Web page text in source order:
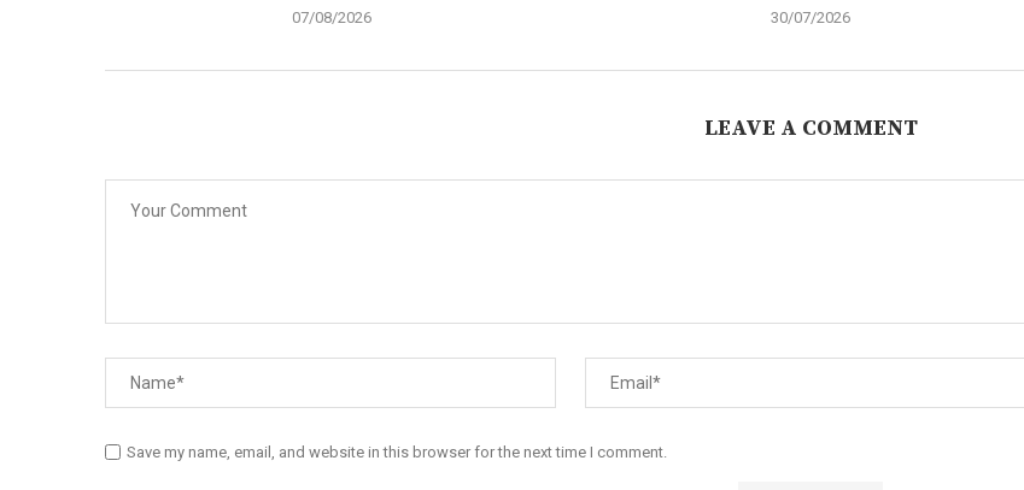
07/08/2026 30/07/2026
LEAVE A COMMENT
Save my name, email, and website in this browser for the next time I comment.